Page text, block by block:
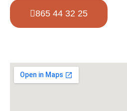
865 44 32 25